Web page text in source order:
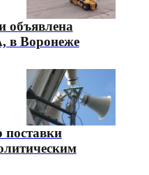
объявлена
в Воронеже
поставки